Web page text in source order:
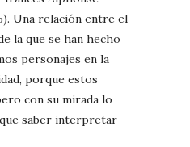
Una relación entre el
la que se han hecho
personajes en la
porque estos
con su mirada lo
saber interpretar